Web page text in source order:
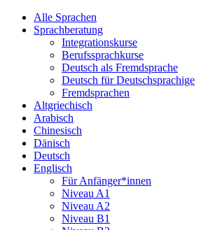
Alle Sprachen
Sprachberatung
Integrationskurse
Berufssprachkurse
Deutsch als Fremdsprache
Deutsch für Deutschsprachige
Fremdsprachen
Altgriechisch
Arabisch
Chinesisch
Dänisch
Deutsch
Englisch
Für Anfänger*innen
Niveau A1
Niveau A2
Niveau B1